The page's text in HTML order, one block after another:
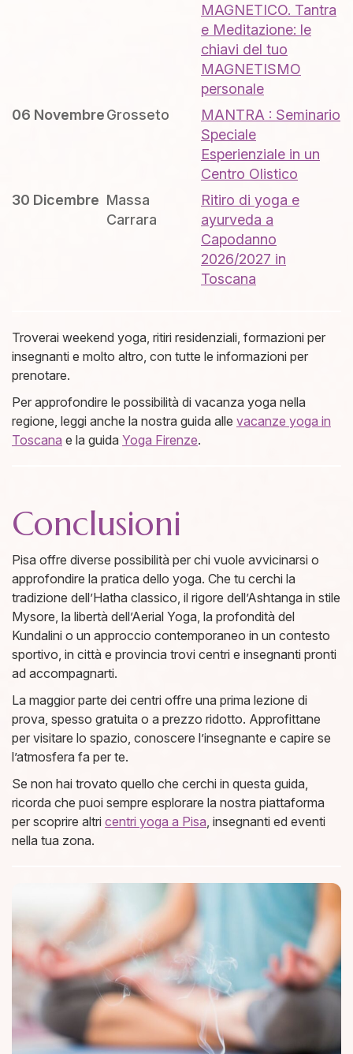
MAGNETICO. Tantra
e Meditazione: le
chiavi del tuo
MAGNETISMO
personale
06 NovembreGrosseto
MANTRA : Seminario
Speciale
Esperienziale in un
Centro Olistico
30 Dicembre Massa
Carrara
Ritiro di yoga e
ayurveda a
Capodanno
2026/2027 in
Toscana
Troverai weekend yoga, ritiri residenziali, formazioni per
insegnanti e molto altro, con tutte le informazioni per
prenotare.
Per approfondire le possibilità di vacanza yoga nella
regione, leggi anche la nostra guida alle vacanze yoga in
Toscana e la guida Yoga Firenze.
Conclusioni
Pisa offre diverse possibilità per chi vuole avvicinarsi o
approfondire la pratica dello yoga. Che tu cerchi la
tradizione dell’Hatha classico, il rigore dell’Ashtanga in stile
Mysore, la libertà dell’Aerial Yoga, la profondità del
Kundalini o un approccio contemporaneo in un contesto
sportivo, in città e provincia trovi centri e insegnanti pronti
ad accompagnarti.
La maggior parte dei centri offre una prima lezione di
prova, spesso gratuita o a prezzo ridotto. Approfittane
per visitare lo spazio, conoscere l’insegnante e capire se
l’atmosfera fa per te.
Se non hai trovato quello che cerchi in questa guida,
ricorda che puoi sempre esplorare la nostra piattaforma
per scoprire altri centri yoga a Pisa , insegnanti ed eventi
nella tua zona.